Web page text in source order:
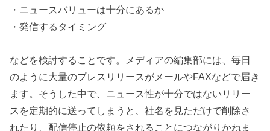
・ニュースバリューは十分にあるか
・発信するタイミング
などを検討することです。メディアの編集部には、毎日
のように大量のプレスリリースがメールやFAXなどで届き
ます。そうした中で、ニュース性が十分ではないリリー
スを定期的に送ってしまうと、社名を見ただけで削除さ
れたり、配信停止の依頼をされることにつながりかねま